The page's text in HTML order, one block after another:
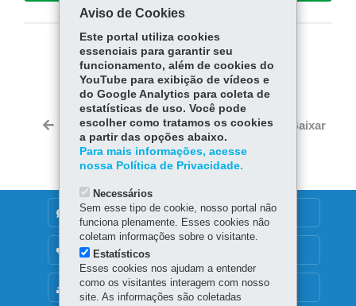
COMPARTILHE:
Fa
ce
bo
ok
Tw
itt
er
W
ha
ts
p
Voltar Início Imprimir Baixar
MAPA DO SITE
DENUNCIE CORRUPÇÃO
OUVIDORIA
Aviso de Cookies
Este portal utiliza cookies
essenciais para garantir seu
funcionamento, além de cookies do
YouTube para exibição de vídeos e
do Google Analytics para coleta de
estatísticas de uso. Você pode
escolher como tratamos os cookies
a partir das opções abaixo.
Para mais informações, acesse
nossa Política de Privacidade.
Necessários
Sem esse tipo de cookie, nosso portal não
funciona plenamente. Esses cookies não
coletam informações sobre o visitante.
Estatísticos
Esses cookies nos ajudam a entender
como os visitantes interagem com nosso
site. As informações são coletadas